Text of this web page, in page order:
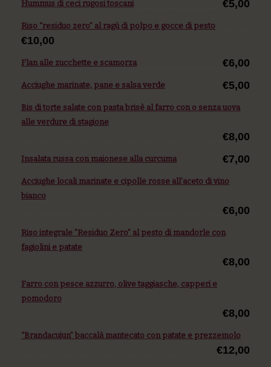
Hummus di ceci rugosi toscani €5,00
Riso “residuo zero” al ragù di polpo e gocce di pesto
€10,00
Flan alle zucchette e scamorza €6,00
Acciughe marinate, pane e salsa verde €5,00
Bis di torte salate con pasta brisè al farro con o senza uova
alle verdure di stagione
€8,00
Insalata russa con maionese alla curcuma €7,00
Acciughe locali marinate e cipolle rosse all’aceto di vino
bianco
€6,00
Riso integrale ”Residuo Zero” al pesto di mandorle con
fagiolini e patate
€8,00
Farro con pesce azzurro, olive taggiasche, capperi e
pomodoro
€8,00
“Brandacujun” baccalà mantecato con patate e prezzemolo
€12,00